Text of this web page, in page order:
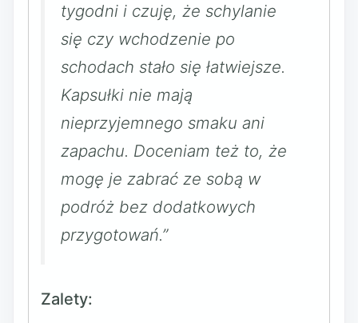
tygodni i czuję, że schylanie
się czy wchodzenie po
schodach stało się łatwiejsze.
Kapsułki nie mają
nieprzyjemnego smaku ani
zapachu. Doceniam też to, że
mogę je zabrać ze sobą w
podróż bez dodatkowych
przygotowań.”
Zalety: